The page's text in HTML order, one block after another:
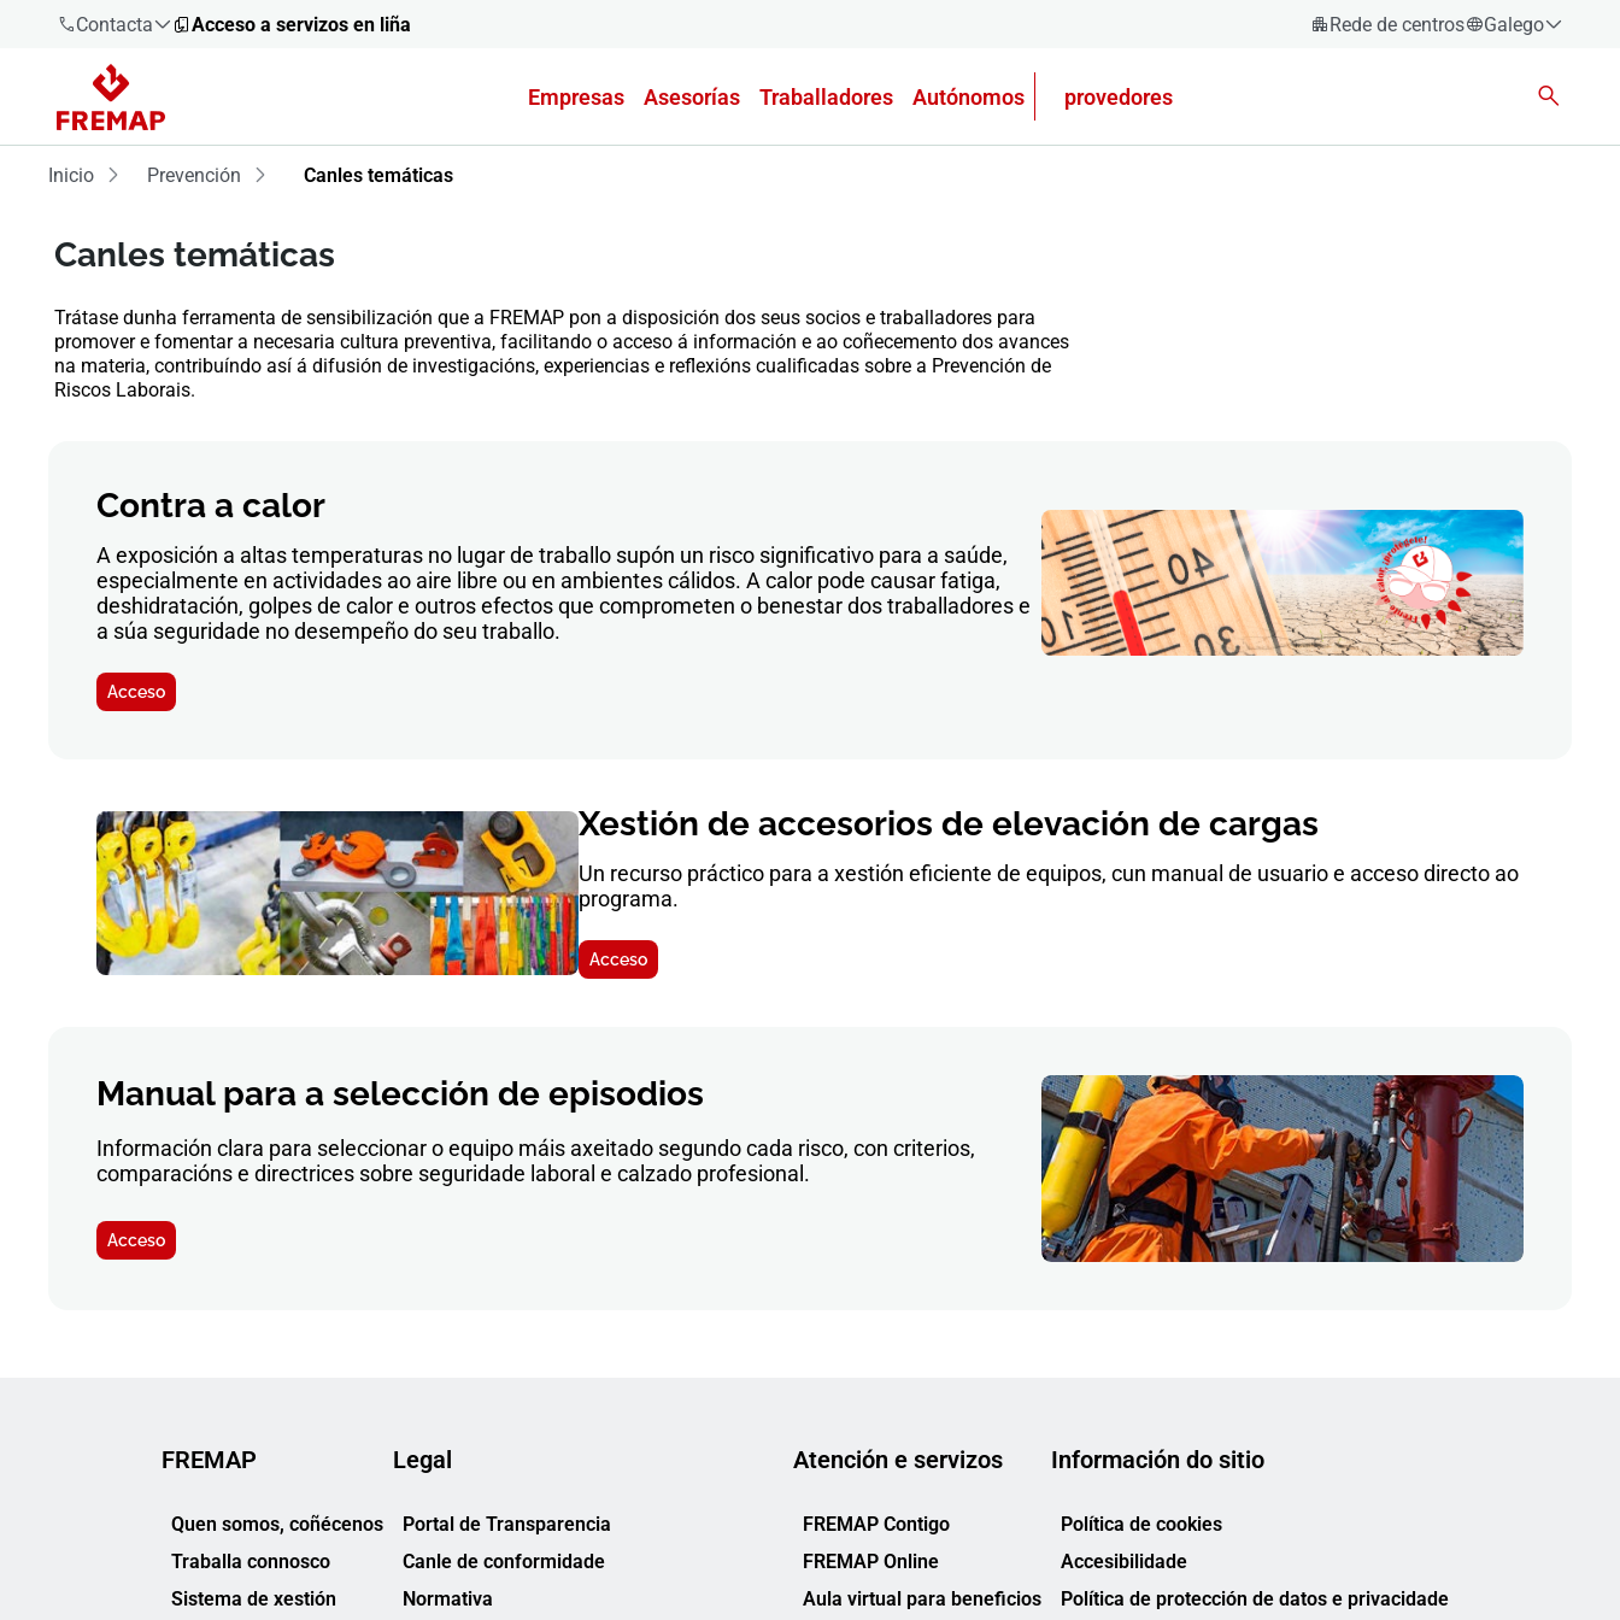
Contacta
900 61 00
61
919 61 61
900 61 00
61
Acceso a servizos en liña Rede de centros
Galego
Empresas Asesorías Traballadores Autónomos provedores
Inicio Prevención Canles temáticas
Canles temáticas
Trátase dunha ferramenta de sensibilización que a FREMAP pon a disposición dos seus socios e traballadores para
promover e fomentar a necesaria cultura preventiva, facilitando o acceso á información e ao coñecemento dos avances
na materia, contribuíndo así á difusión de investigacións, experiencias e reflexións cualificadas sobre a Prevención de
Riscos Laborais.
Contra a calor
A exposición a altas temperaturas no lugar de traballo supón un risco significativo para a saúde,
especialmente en actividades ao aire libre ou en ambientes cálidos. A calor pode causar fatiga,
deshidratación, golpes de calor e outros efectos que comprometen o benestar dos traballadores e
a súa seguridade no desempeño do seu traballo.
Acceso
Xestión de accesorios de elevación de cargas
Un recurso práctico para a xestión eficiente de equipos, cun manual de usuario e acceso directo ao
programa.
Acceso
Manual para a selección de episodios
Información clara para seleccionar o equipo máis axeitado segundo cada risco, con criterios,
comparacións e directrices sobre seguridade laboral e calzado profesional.
Acceso
FREMAP
Quen somos, coñécenos
Traballa connosco
Sistema de xestión
Legal
Portal de Transparencia
Canle de conformidade
Normativa
Atención e servizos
FREMAP Contigo
FREMAP Online
Aula virtual para beneficios
Información do sitio
Política de cookies
Accesibilidade
Política de protección de datos e privacidade